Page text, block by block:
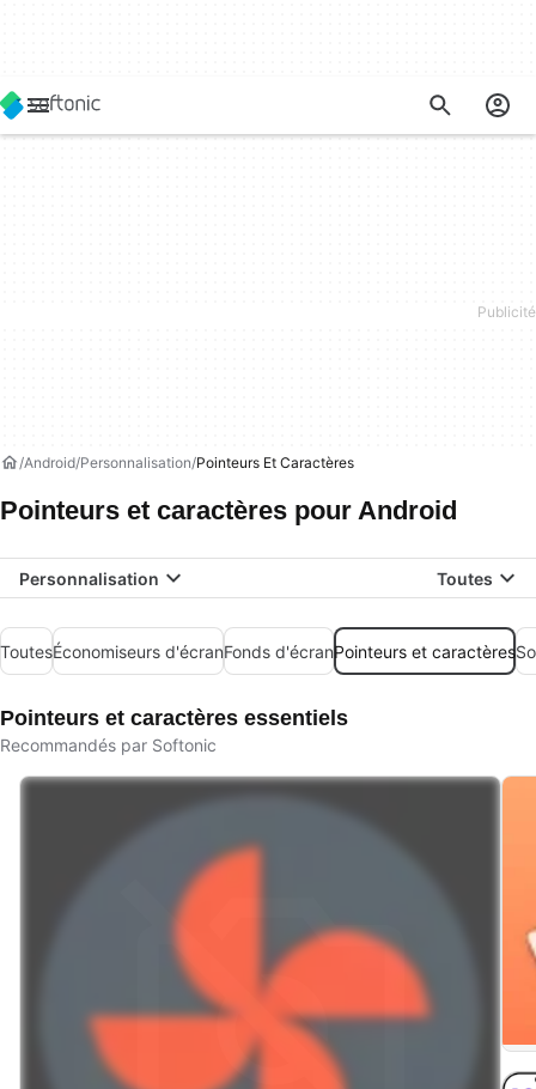
Android Personnalisation Pointeurs Et Caractères
Pointeurs et caractères pour Android
Personnalisation Toutes
ToutesÉconomiseurs d'écranFonds d'écranPointeurs et caractères
Pointeurs et caractères essentiels
Recommandés par Softonic